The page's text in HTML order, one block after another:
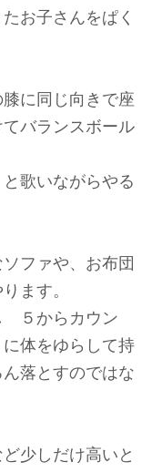
お子さんをぱく
に同じ向きで座
バランスボール
歌いながらやる
ファや、お布団
ます。
５からカウン
体をゆらして持
落とすのではな
少しだけ高いと